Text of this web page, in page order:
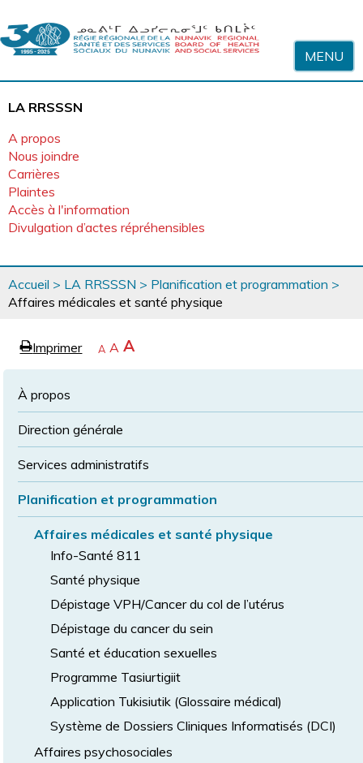
MENU
LA RRSSSN
A propos
Nous joindre
Carrières
Plaintes
Accès à l'information
Divulgation d’actes répréhensibles
Vous
êtes
ici
Accueil > LA RRSSSN > Planification et programmation >
Affaires médicales et santé physique
eImprimerpageRétrécir
A Revenir
à
police
A Agrandir
la
A
À propos
Direction générale
Services administratifs
Planification et programmation
Affaires médicales et santé physique
Info-Santé 811
Santé physique
Dépistage VPH/Cancer du col de l’utérus
Dépistage du cancer du sein
Santé et éducation sexuelles
Programme Tasiurtigiit
Application Tukisiutik (Glossaire médical)
Système de Dossiers Cliniques Informatisés (DCI)
Affaires psychosociales